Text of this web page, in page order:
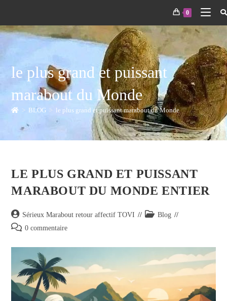
0
le plus grand et puissant
marabout du Monde
> BLOG > le plus grand et puissant marabout du Monde
LE PLUS GRAND ET PUISSANT
MARABOUT DU MONDE ENTIER
Sérieux Marabout retour affectif TOVI
Blog
0 commentaire